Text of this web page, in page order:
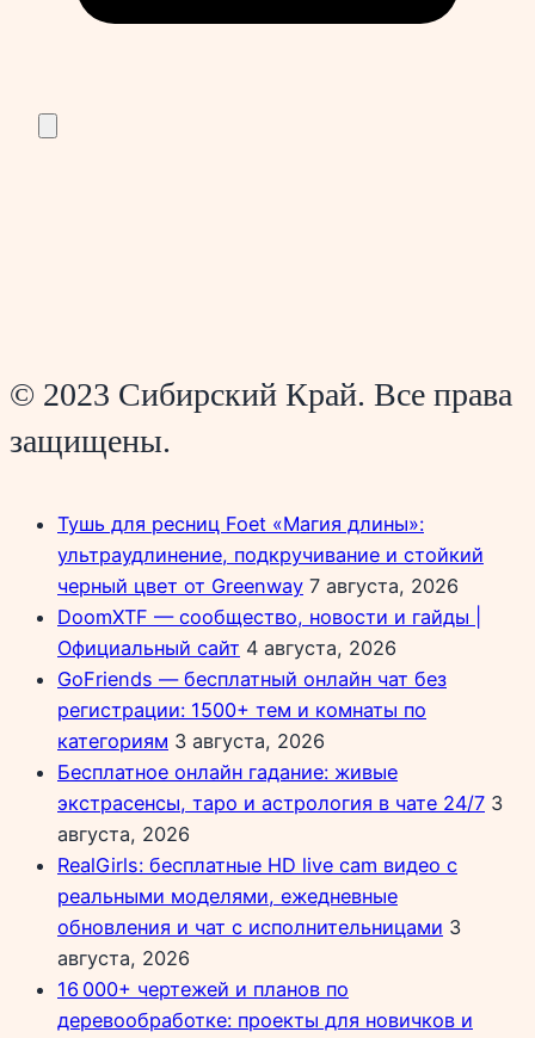
© 2023 Сибирский Край. Все права
защищены.
Тушь для ресниц Foet «Магия длины»:
ультраудлинение, подкручивание и стойкий
черный цвет от Greenway 7 августа, 2026
DoomXTF — сообщество, новости и гайды |
Официальный сайт 4 августа, 2026
GoFriends — бесплатный онлайн чат без
регистрации: 1500+ тем и комнаты по
категориям 3 августа, 2026
Бесплатное онлайн гадание: живые
экстрасенсы, таро и астрология в чате 24/7 3
августа, 2026
RealGirls: бесплатные HD live cam видео с
реальными моделями, ежедневные
обновления и чат с исполнительницами 3
августа, 2026
16 000+ чертежей и планов по
деревообработке: проекты для новичков и